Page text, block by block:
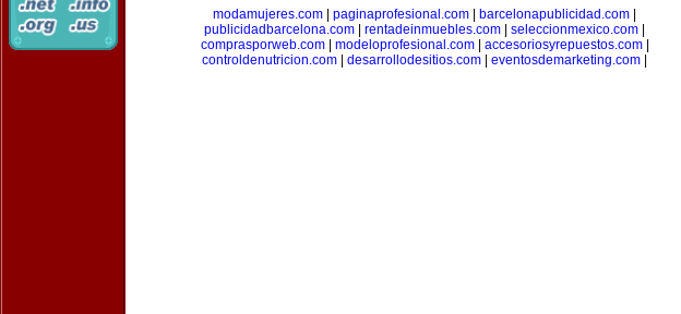
modamujeres.com
paginaprofesional.com barcelonapublicidad.com
publicidadbarcelona.com
rentadeinmuebles.com seleccionmexico.com
comprasporweb.com| modeloprofesional.com| accesoriosyrepuestos.com|
controldenutricion.com
desarrollodesitios.com eventosdemarketing.com